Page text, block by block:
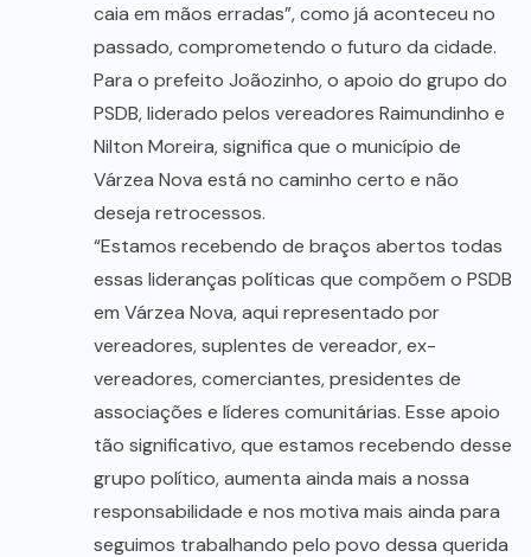
caia em mãos erradas”, como já aconteceu no
passado, comprometendo o futuro da cidade.
Para o prefeito Joãozinho, o apoio do grupo do
PSDB, liderado pelos vereadores Raimundinho e
Nilton Moreira, significa que o município de
Várzea Nova está no caminho certo e não
deseja retrocessos.
“Estamos recebendo de braços abertos todas
essas lideranças políticas que compõem o PSDB
em Várzea Nova, aqui representado por
vereadores, suplentes de vereador, ex-
vereadores, comerciantes, presidentes de
associações e líderes comunitárias. Esse apoio
tão significativo, que estamos recebendo desse
grupo político, aumenta ainda mais a nossa
responsabilidade e nos motiva mais ainda para
seguimos trabalhando pelo povo dessa querida